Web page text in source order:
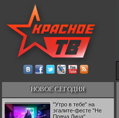
НОВОЕ СЕГОДНЯ
"Утро в тебе" на
эгалите-фесте "Не
Пряча Лица"